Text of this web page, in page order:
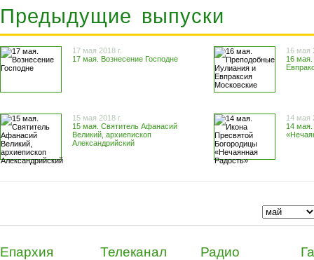
Предыдущие выпуски
17 мая 2018 г.
17 мая. Вознесение Господне
16 мая
16
15 мая 2018 г.
15 мая. Святитель Афанасий
Великий, архиепископ
Александрийский
14 мая
14
Епархия Телеканал Радио